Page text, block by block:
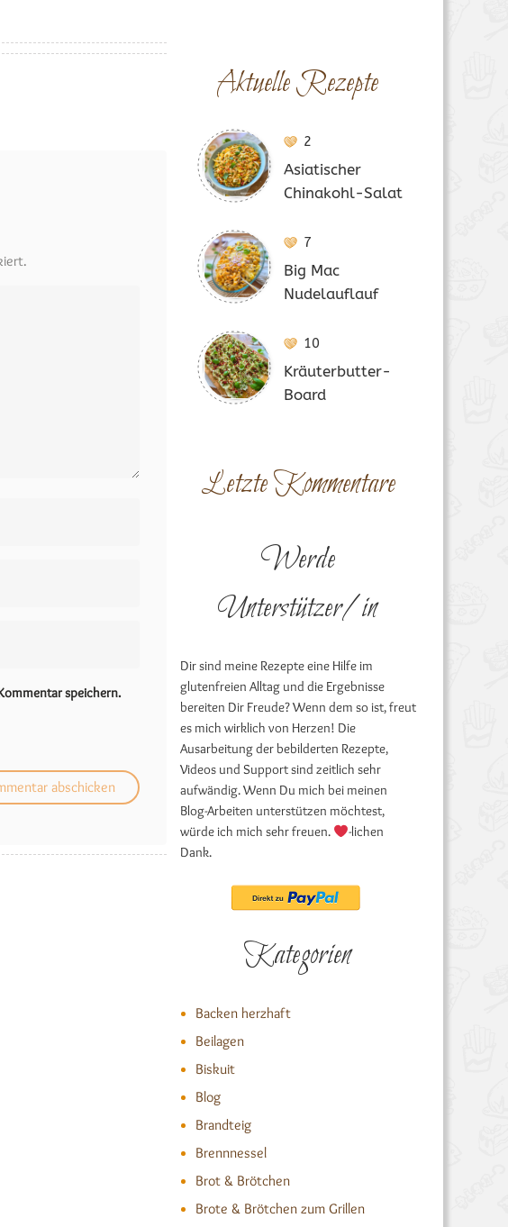
speichern.
Aktuelle Rezepte
2
Asiatischer
Chinakohl-Salat
7
Big Mac
Nudelauflauf
10
Kräuterbutter-
Board
Letzte Kommentare
Werde
Unterstützer/in
Dir sind meine Rezepte eine Hilfe im
glutenfreien Alltag und die Ergebnisse
bereiten Dir Freude? Wenn dem so ist, freut
es mich wirklich von Herzen! Die
Ausarbeitung der bebilderten Rezepte,
Videos und Support sind zeitlich sehr
aufwändig. Wenn Du mich bei meinen
Blog-Arbeiten unterstützen möchtest,
würde ich mich sehr freuen.
-lichen
Dank.
Kategorien
Backen herzhaft
Beilagen
Biskuit
Blog
Brandteig
Brennnessel
Brot & Brötchen
Brote & Brötchen zum Grillen